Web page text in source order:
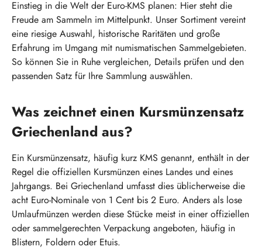
Einstieg in die Welt der Euro-KMS planen: Hier steht die
Freude am Sammeln im Mittelpunkt. Unser Sortiment vereint
eine riesige Auswahl, historische Raritäten und große
Erfahrung im Umgang mit numismatischen Sammelgebieten.
So können Sie in Ruhe vergleichen, Details prüfen und den
passenden Satz für Ihre Sammlung auswählen.
Was zeichnet einen Kursmünzensatz
Griechenland aus?
Ein Kursmünzensatz, häufig kurz KMS genannt, enthält in der
Regel die offiziellen Kursmünzen eines Landes und eines
Jahrgangs. Bei Griechenland umfasst dies üblicherweise die
acht Euro-Nominale von 1 Cent bis 2 Euro. Anders als lose
Umlaufmünzen werden diese Stücke meist in einer offiziellen
oder sammelgerechten Verpackung angeboten, häufig in
Blistern, Foldern oder Etuis.